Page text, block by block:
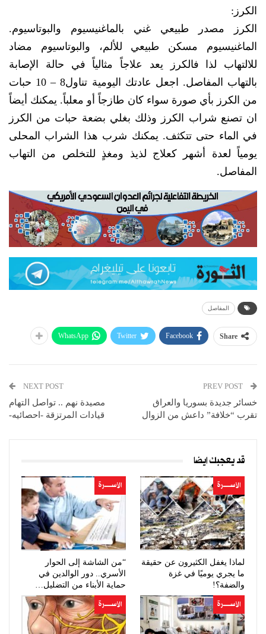
الكرز:
الكرز مصدر طبيعي غني بالماغنيسيوم والبوتاسيوم.
الماغنيسيوم مسكن طبيعي للألم، والبوتاسيوم مضاد
للالتهاب لذا فالكرز يعد علاجاً مثالياً في حالة الإصابة
بالتهاب المفاصل. اجعل عادتك اليومية تناول8 – 10 حبات
من الكرز بأي صورة سواء كان طازجاً أو معلباً. يمكنك أيضاً
ان تصنع شراب الكرز وذلك بغلي بضعة حبات من الكرز
في الماء حتى تتكثف. يمكنك شرب هذا الشراب المحلى
يومياً لعدة أشهر كعلاج لذيذ ومغذٍ للتخلص من التهاب
المفاصل.
المفاصل
Share
Facebook
Twitter
WhatsApp
خسائر جديدة بسوريا والعراق
تقرب “خلافة” داعش من الزوال
NEXT POST
مصيدة نهم .. تواصل التهام
قيادات المرتزقة -احصائيه-
قد يعجبك ايضا
الأســــــرة
لماذا يغفل الكثيرون عن حقيقة
ما يجري يوميًا في غزة
والضفة؟!
الأســــــرة
“من الشاشة إلى الحوار
الأسري.. دور الوالدين في
حماية الأبناء من التضليل…
الأســــــرة الأســــــرة